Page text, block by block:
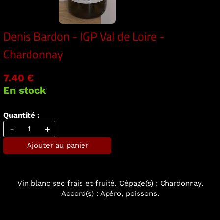
Denis Bardon - IGP Val de Loire -
Chardonnay
7.40 €
En stock
Quantité :
- +
Ajouter au panier
Vin blanc sec frais et fruité. Cépage(s) : Chardonnay.
Accord(s) : Apéro, poissons.